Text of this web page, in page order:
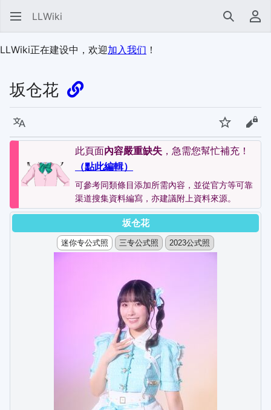
LLWiki 搜索 用
LLWiki正在建设中，欢迎加入我们 ！
坂仓花
语言 监视 查
此頁面內容嚴重缺失 ，急需您幫忙補充！
（點此編輯）
可參考同類條目添加所需內容，並從官方等可靠
渠道搜集資料編寫，亦建議附上資料來源。
坂仓花
迷你专公式照 三专公式照 2023公式照